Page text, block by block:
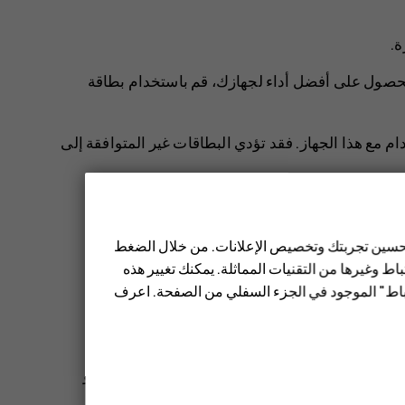
على أفضل أداء لجهازك، قم باستخدام بطاقة
مع هذا الجهاز. فقد تؤدي البطاقات غير المتوافقة إلى
فوق
الذي تريد إزالته، ثم انقر فوقإلغاء التثبيت.
بإنشائها بين هاتفك وجهاز الكمبيوتر لعرضها أو
تحسين تجربتك وتخصيص الإعلانات. من خلال الضغط
وغيرها من التقنيات المماثلة. يمكنك تغيير هذه
الموجود في الجزء السفلي من الصفحة. اعرف